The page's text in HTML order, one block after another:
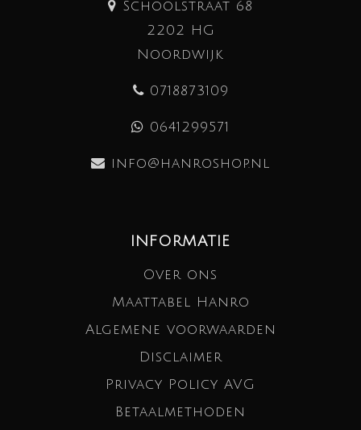
Schoolstraat 68
2202 HG
Noordwijk
0718873109
0641299571
info@hanroshop.nl
INFORMATIE
Over ons
Maattabel Hanro
Algemene voorwaarden
Disclaimer
Privacy Policy AVG
Betaalmethoden